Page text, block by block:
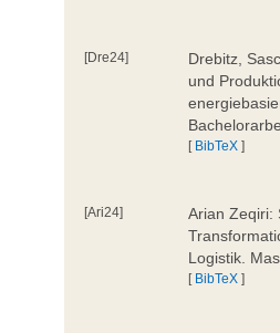
[Dre24]
Drebitz,
und
[ BibTeX ]
[Ari24]
Arian Zeqiri:
Logistik.
[ BibTeX ]